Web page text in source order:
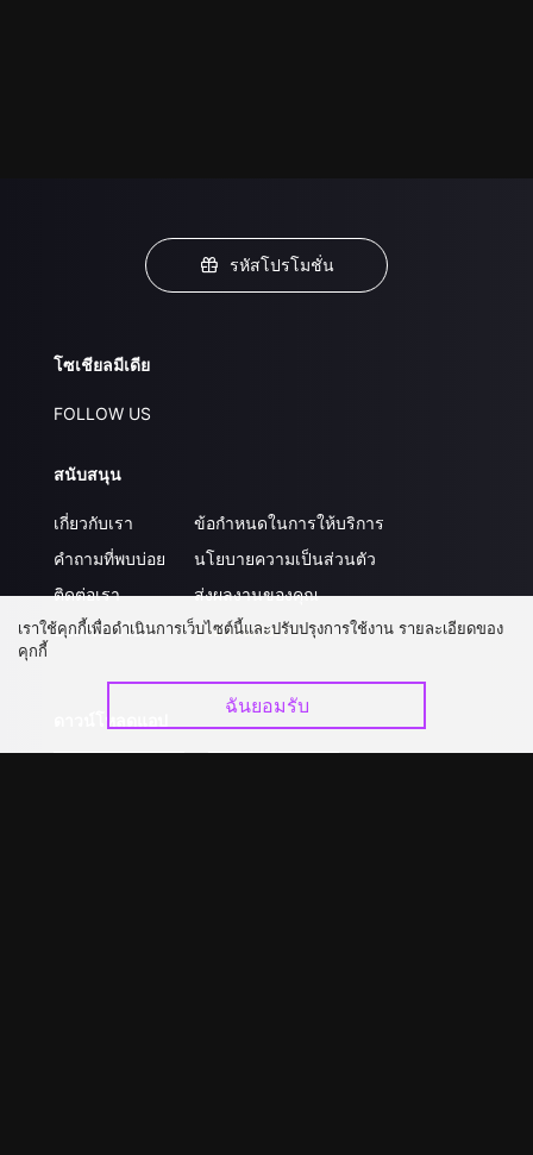
รหัสโปรโมชั่น
โซเชียลมีเดีย
FOLLOW US
สนับสนุน
เกี่ยวกับเรา
คำถามที่พบบ่อย
ติดต่อเรา
อัปเกรด วีไอพี
ข้อกำหนดในการให้บริการ
นโยบายความเป็นส่วนตัว
ส่งผลงานของคุณ
ร่วมงานกับเรา
เราใช้คุกกี้เพื่อดำเนินการเว็บไซต์นี้และปรับปรุงการใช้งาน รายละเอียดของ
คุกกี้
ฉันยอมรับ